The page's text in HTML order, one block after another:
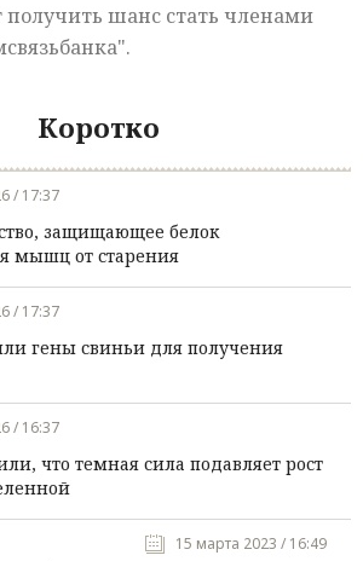
получить шанс стать членами
Коротко
/ 17:37
защищающее белок
мышц от старения
/ 17:37
гены свиньи для получения
/ 16:37
что темная сила подавляет рост
15 марта 2023 / 16:49